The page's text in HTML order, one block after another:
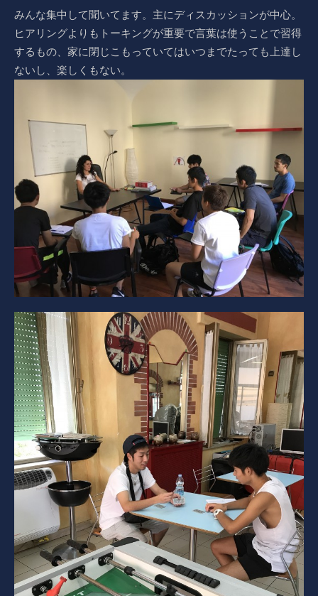
みんな集中して聞いてます。主にディスカッションが中心。
ヒアリングよりもトーキングが重要で言葉は使うことで習得
するもの、家に閉じこもっていてはいつまでたっても上達し
ないし、楽しくもない。